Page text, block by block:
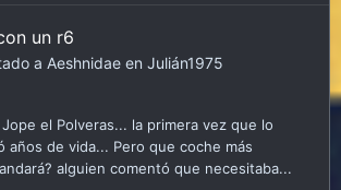
un r6
a Aeshnidae en Julián1975
Jope el Polveras... la primera vez que lo
años de vida... Pero que coche más
alguien comentó que necesitaba...